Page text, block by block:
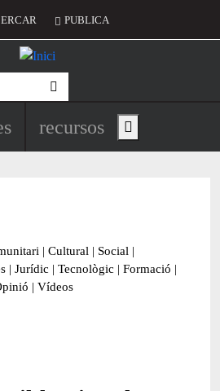
del compte d'usuari
PUBLICA
principal de
recursos Show main menu
| Cultural | Social |
| Jurídic | Tecnològic | Formació |
| Vídeos